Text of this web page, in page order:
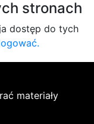
stronach
dostęp do tych
materiały